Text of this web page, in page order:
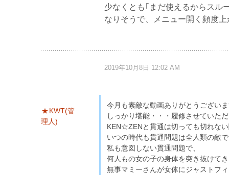
少なくとも｢まだ使えるからスル
なりそうで、メニュー開く頻度
KWT(管
理人)
2019年10月8日 12:02 AM
今月も素敵な動画ありがとうござい
しっかり堪能・・・履修させていた
KEN☆ZENと貫通は切っても切れな
いつの時代も貫通問題は全人類の敵
私も意図しない貫通問題で、
何人もの女の子の身体を突き抜けて
無事マミーさんが女体にジャストフ